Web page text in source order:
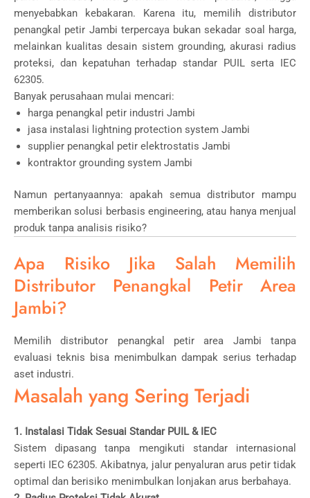
menyebabkan kebakaran. Karena itu, memilih distributor
penangkal petir Jambi terpercaya bukan sekadar soal harga,
melainkan kualitas desain sistem grounding, akurasi radius
proteksi, dan kepatuhan terhadap standar PUIL serta IEC
62305.
Banyak perusahaan mulai mencari:
harga penangkal petir industri Jambi
jasa instalasi lightning protection system Jambi
supplier penangkal petir elektrostatis Jambi
kontraktor grounding system Jambi
Namun pertanyaannya: apakah semua distributor mampu
memberikan solusi berbasis engineering, atau hanya menjual
produk tanpa analisis risiko?
Apa Risiko Jika Salah Memilih
Distributor Penangkal Petir Area
Jambi?
Memilih distributor penangkal petir area Jambi tanpa
evaluasi teknis bisa menimbulkan dampak serius terhadap
aset industri.
Masalah yang Sering Terjadi
1. Instalasi Tidak Sesuai Standar PUIL & IEC
Sistem dipasang tanpa mengikuti standar internasional
seperti IEC 62305. Akibatnya, jalur penyaluran arus petir tidak
optimal dan berisiko menimbulkan lonjakan arus berbahaya.